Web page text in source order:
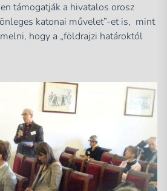
támogatják a hivatalos orosz
katonai művelet”-et is, mint
hogy a „földrajzi határoktól